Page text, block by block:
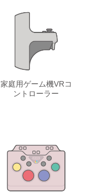
家庭用ゲーム機VRコ
ントローラー